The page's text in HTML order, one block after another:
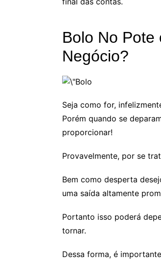
Bolo No
Negócio?
Seja como for,
Porém quando se
proporcionar!
Provavelmente, por se
Bem como desperta
uma saída altamente
Portanto isso poderá
tornar.
Dessa forma, é